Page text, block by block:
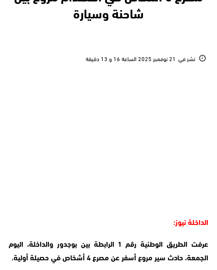
شاحنة وسيارة
نشر في 21 نوفمبر 2025 الساعة 16 و 13 دقيقة
الداخلة نيوز:
عرفت الطريق الوطنية رقم 1 الرابطة بين بوجدور والداخلة، اليوم
الجمعة، حادث سير مروع أسفر عن مصرع 4 أشخاص في حصيلة أولية.